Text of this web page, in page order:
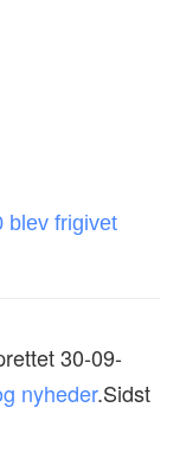
blev frigivet
30-09-
nyheder.Sidst